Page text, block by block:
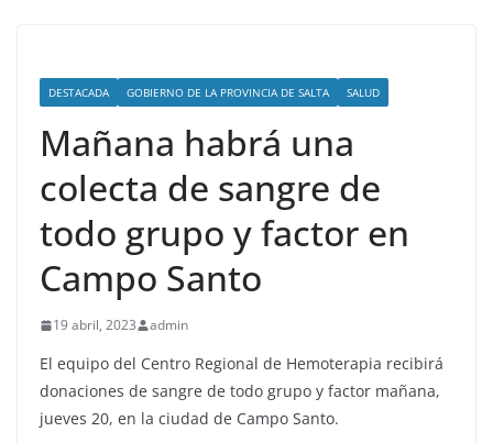
DESTACADA GOBIERNO DE LA PROVINCIA DE SALTA SALUD
Mañana habrá una
colecta de sangre de
todo grupo y factor en
Campo Santo
19 abril, 2023 admin
El equipo del Centro Regional de Hemoterapia recibirá
donaciones de sangre de todo grupo y factor mañana,
jueves 20, en la ciudad de Campo Santo.